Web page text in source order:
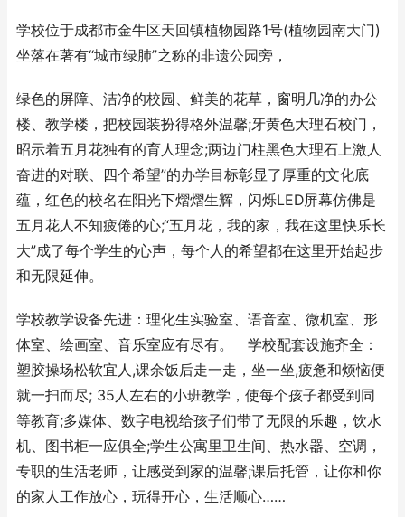
学校位于成都市金牛区天回镇植物园路1号(植物园南大门)
坐落在著有“城市绿肺”之称的非遗公园旁，
绿色的屏障、洁净的校园、鲜美的花草，窗明几净的办公
楼、教学楼，把校园装扮得格外温馨;牙黄色大理石校门，
昭示着五月花独有的育人理念;两边门柱黑色大理石上激人
奋进的对联、四个希望”的办学目标彰显了厚重的文化底
蕴，红色的校名在阳光下熠熠生辉，闪烁LED屏幕仿佛是
五月花人不知疲倦的心;“五月花，我的家，我在这里快乐长
大”成了每个学生的心声，每个人的希望都在这里开始起步
和无限延伸。
学校教学设备先进：理化生实验室、语音室、微机室、形
体室、绘画室、音乐室应有尽有。 学校配套设施齐全：
塑胶操场松软宜人,课余饭后走一走，坐一坐,疲惫和烦恼便
就一扫而尽; 35人左右的小班教学，使每个孩子都受到同
等教育;多媒体、数字电视给孩子们带了无限的乐趣，饮水
机、图书柜一应俱全;学生公寓里卫生间、热水器、空调，
专职的生活老师，让感受到家的温馨;课后托管，让你和你
的家人工作放心，玩得开心，生活顺心……